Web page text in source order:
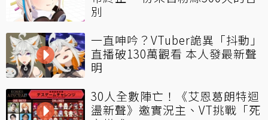
別
一直呻吟？VTuber詭異「抖動」
直播破130萬觀看 本人發最新聲
明
30人全數陣亡！《艾恩葛朗特迴
盪新聲》邀實況主、VT挑戰「死